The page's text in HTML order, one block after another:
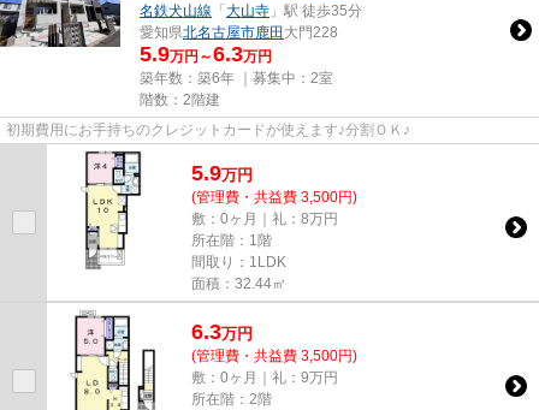
名鉄犬山線 「 大山寺 」駅 徒歩35分
愛知県北名古屋市鹿田 大門228
5.9万円～6.3万円
築年数：築6年 ｜募集中： 2室
階数：2階建
初期費用にお手持ちのクレジットカードが使えます♪分割ＯＫ♪
5.9万円
(管理費・共益費 3,500円)
敷：0ヶ月｜礼：8万円
所在階：1階
間取り：1LDK
面積：32.44㎡
6.3万円
(管理費・共益費 3,500円)
敷：0ヶ月｜礼：9万円
所在階：2階